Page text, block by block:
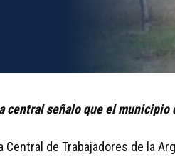
central señalo que el
Central de Trabajadores de la